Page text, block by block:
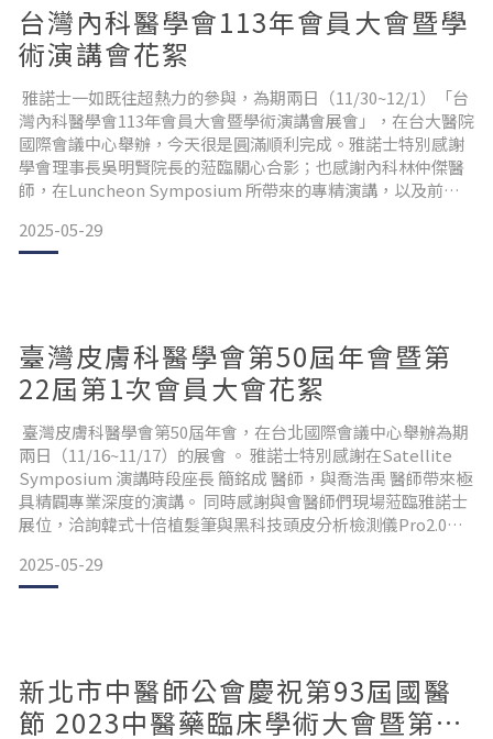
台灣內科醫學會113年會員大會暨學
術演講會花絮
雅諾士一如既往超熱力的參與，為期兩日（11/30~12/1）「台
灣內科醫學會113年會員大會暨學術演講會展會」，在台大醫院
國際會議中心舉辦，今天很是圓滿順利完成。雅諾士特別感謝
學會理事長吳明賢院長的蒞臨關心合影；也感謝內科林仲傑醫
師，在Luncheon Symposium 所帶來的專精演講，以及前來
2025-05-29
臺灣皮膚科醫學會第50屆年會暨第
22屆第1次會員大會花絮
臺灣皮膚科醫學會第50屆年會，在台北國際會議中心舉辦為期
兩日（11/16~11/17）的展會 。 雅諾士特別感謝在Satellite
Symposium 演講時段座長 簡銘成 醫師，與喬浩禹 醫師帶來極
具精闢專業深度的演講。 同時感謝與會醫師們現場蒞臨雅諾士
展位，洽詢韓式十倍植髮筆與黑科技頭皮分析檢測儀Pro2.0，
2025-05-29
新北市中醫師公會慶祝第93屆國醫
節 2023中醫藥臨床學術大會暨第5